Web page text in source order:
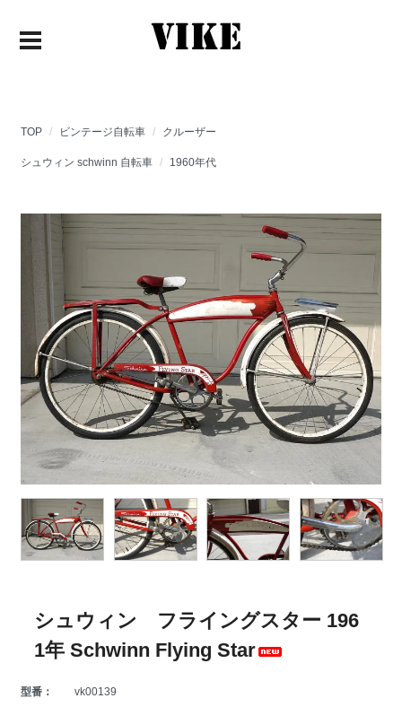
TOP ビンテージ自転車 クルーザー
シュウィン schwinn 自転車 1960年代
シュウィン フライングスター 196
1年 Schwinn Flying Star
型番： vk00139